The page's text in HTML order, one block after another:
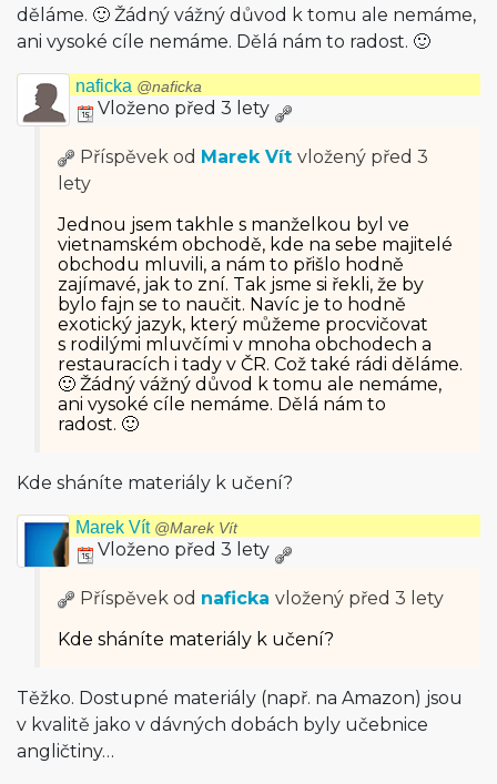
děláme. 🙂 Žádný vážný důvod k tomu ale nemáme,
ani vysoké cíle nemáme. Dělá nám to radost. 🙂
naficka @naficka
Vloženo před 3 lety
Příspěvek od Marek Vít vložený před 3
lety
Jednou jsem takhle s manželkou byl ve
vietnamském obchodě, kde na sebe majitelé
obchodu mluvili, a nám to přišlo hodně
zajímavé, jak to zní. Tak jsme si řekli, že by
bylo fajn se to naučit. Navíc je to hodně
exotický jazyk, který můžeme procvičovat
s rodilými mluvčími v mnoha obchodech a
restauracích i tady v ČR. Což také rádi děláme.
🙂 Žádný vážný důvod k tomu ale nemáme,
ani vysoké cíle nemáme. Dělá nám to
radost. 🙂
Kde sháníte materiály k učení?
Marek Vít @Marek Vít
Vloženo před 3 lety
Příspěvek od naficka vložený před 3 lety
Kde sháníte materiály k učení?
Těžko. Dostupné materiály (např. na Amazon) jsou
v kvalitě jako v dávných dobách byly učebnice
angličtiny…